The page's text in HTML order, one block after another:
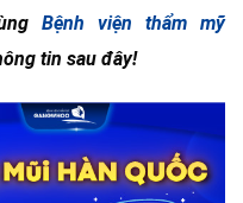
Bệnh viện thẩm mỹ
tin sau đây!